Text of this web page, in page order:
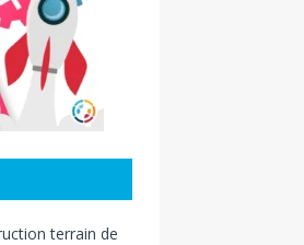
terrain de